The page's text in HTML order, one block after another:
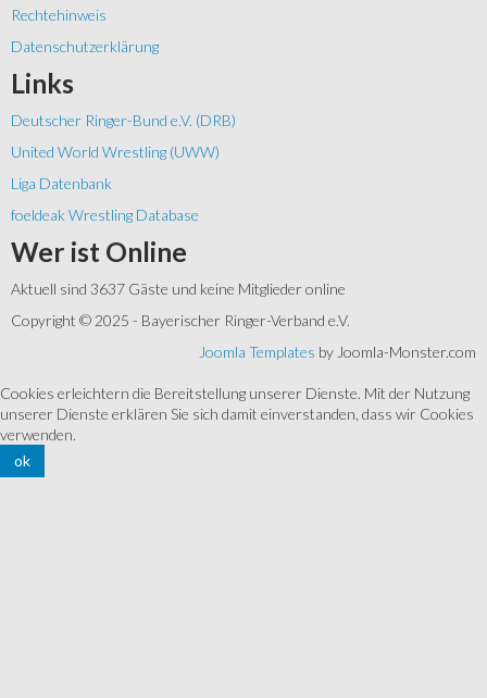
Rechtehinweis
Datenschutzerklärung
Links
Deutscher Ringer-Bund e.V. (DRB)
United World Wrestling (UWW)
Liga Datenbank
foeldeak Wrestling Database
Wer ist Online
Aktuell sind 3637 Gäste und keine Mitglieder online
Copyright © 2025 - Bayerischer Ringer-Verband e.V.
Joomla Templates by Joomla-Monster.com
Cookies erleichtern die Bereitstellung unserer Dienste. Mit der Nutzung
unserer Dienste erklären Sie sich damit einverstanden, dass wir Cookies
verwenden.
ok